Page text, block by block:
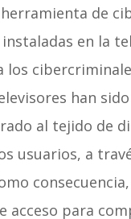
de
en la
los
han
al tejido de
usuarios, a
acceso para